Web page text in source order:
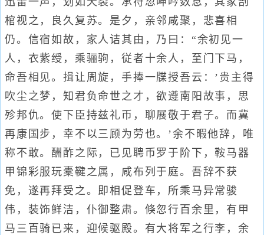
棺视之，良久复苏。是夕，亲邻咸聚，悲喜相
仍。信宿如故，家人诘其由，乃曰：“余初见一
人，衣紫绶，乘骊驹，従者十余人，至门下马，
命吾相见。揖让周旋，手捧一牒授吾云：’贵主得
吹尘之梦，知君负命世之才，欲遵南阳故事，思
殄邦仇。使下臣持兹礼币，聊展敬于君子。而冀
再康国步，幸不以三顾为劳也。’余不暇他辞，唯
称不敢。酬酢之际，已见聘币罗于阶下，鞍马器
甲锦彩服玩橐鞬之属，咸布列于庭。吾辞不获
免，遂再拜受之。即相促登车，所乘马异常骏
伟，装饰鲜洁，仆御整肃。倏忽行百余里，有甲
马三百骑已来，迎候驱殿。有大将军之行李，余